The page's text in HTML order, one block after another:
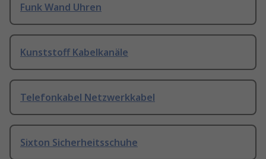
Funk Wand Uhren
Kunststoff Kabelkanäle
Telefonkabel Netzwerkkabel
Sixton Sicherheitsschuhe